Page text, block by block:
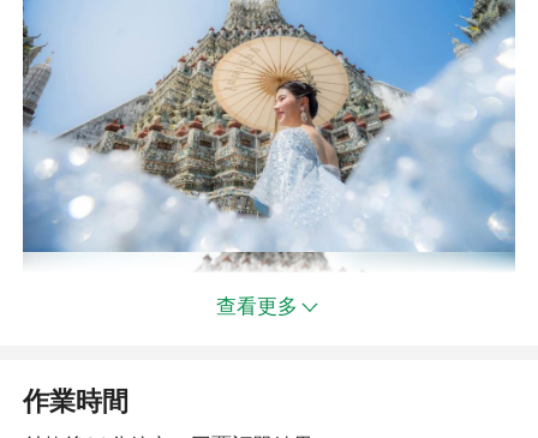
查看更多
作業時間